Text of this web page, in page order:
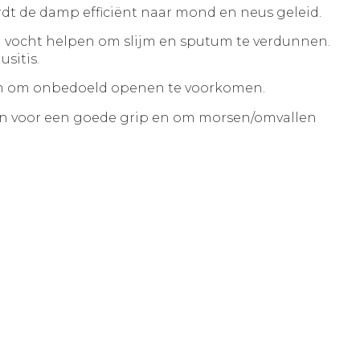
de damp efficiënt naar mond en neus geleid.
helpen om slijm en sputum te verdunnen.
om onbedoeld openen te voorkomen.
een goede grip en om morsen/omvallen